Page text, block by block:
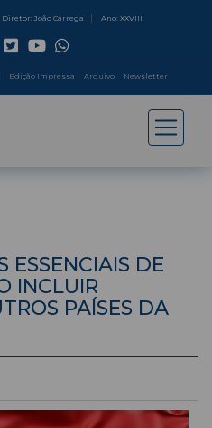
Diretor: João Carrega Ano: XXVIII
Edição Impressa Arquivo Newsletter
ESSENCIAIS DE
INCLUIR
PAÍSES DA